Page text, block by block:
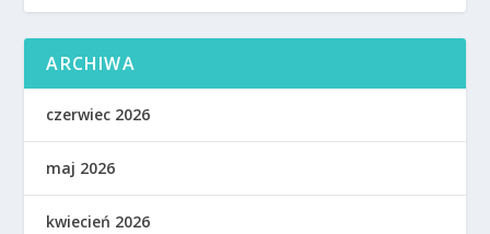
ARCHIWA
czerwiec 2026
maj 2026
kwiecień 2026